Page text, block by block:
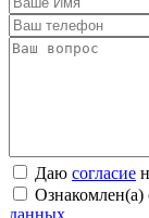
Даю согласие
Ознакомлен(а)
данных